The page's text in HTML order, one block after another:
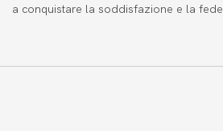
a conquistare la soddisfazione e la